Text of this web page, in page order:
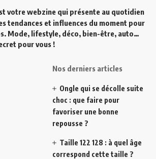
votre webzine qui présente au quotidien
tendances et influences du moment pour
Mode, lifestyle, déco, bien-être, auto…
pour vous !
Nos derniers articles
Ongle qui se décolle suite
choc : que faire pour
favoriser une bonne
repousse ?
Taille 122 128 : à quel âge
correspond cette taille ?